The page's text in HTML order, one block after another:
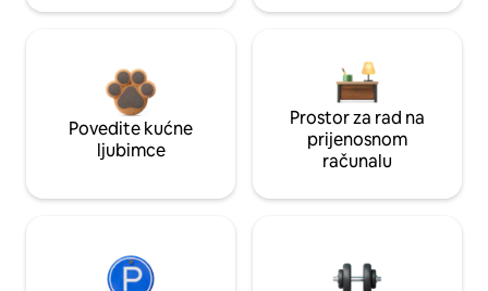
Povedite kućne
ljubimce
Prostor za rad na
prijenosnom
računalu